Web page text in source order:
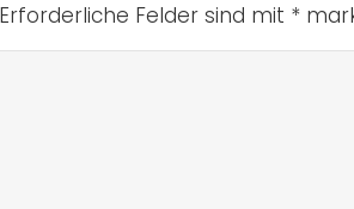
Erforderliche Felder sind mit *